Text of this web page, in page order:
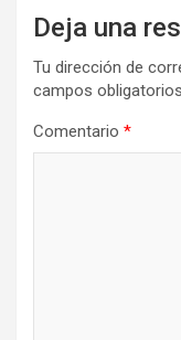
Deja una
Tu dirección de
campos
Comentario *